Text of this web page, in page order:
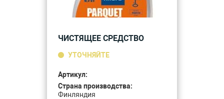
ЧИСТЯЩЕЕ СРЕДСТВО
УТОЧНЯЙТЕ
Артикул:
Страна производства:
Финляндия